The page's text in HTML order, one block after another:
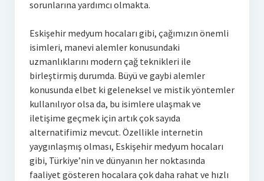
sorunlarına yardımcı olmakta.
Eskişehir medyum hocaları gibi, çağımızın önemli
isimleri, manevi alemler konusundaki
uzmanlıklarını modern çağ teknikleri ile
birleştirmiş durumda. Büyü ve gaybi alemler
konusunda elbet ki geleneksel ve mistik yöntemler
kullanılıyor olsa da, bu isimlere ulaşmak ve
iletişime geçmek için artık çok sayıda
alternatifimiz mevcut. Özellikle internetin
yaygınlaşmış olması, Eskişehir medyum hocaları
gibi, Türkiye’nin ve dünyanın her noktasında
faaliyet gösteren hocalara çok daha rahat ve hızlı